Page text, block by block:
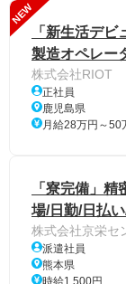
NEW
「新生活デ
製造オペレー
株式会社RIOT
正社員
鹿児島県
月給28万円～50
「寮完備」
場/日勤/日払
株式会社京栄セ
派遣社員
熊本県
時給1,500円